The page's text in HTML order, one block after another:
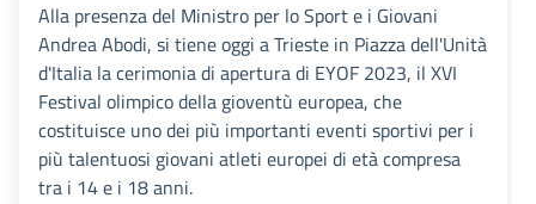
Alla presenza del Ministro per lo Sport e i Giovani
Andrea Abodi, si tiene oggi a Trieste in Piazza dell'Unità
d'Italia la cerimonia di apertura di EYOF 2023, il XVI
Festival olimpico della gioventù europea, che
costituisce uno dei più importanti eventi sportivi per i
più talentuosi giovani atleti europei di età compresa
tra i 14 e i 18 anni.